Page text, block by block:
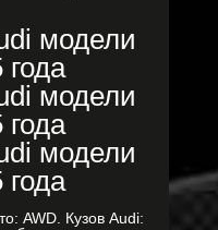
AWD. Кузов Audi: